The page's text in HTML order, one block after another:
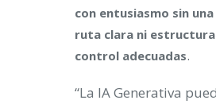
con entusiasmo sin
ruta clara ni
control adecuadas.
“La IA Generativa